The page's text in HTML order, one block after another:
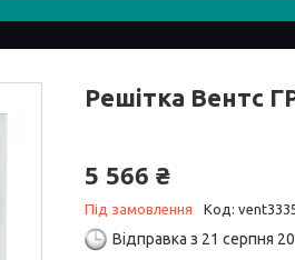
Решітка Вентс
5 566 ₴
Під замовлення Код:
Відправка з 21 серпня